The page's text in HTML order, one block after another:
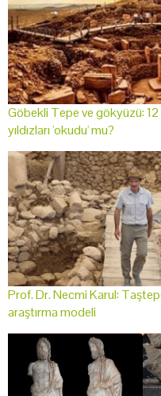
Göbekli Tepe ve gökyüzü: 12
yıldızları 'okudu' mu?
Prof. Dr. Necmi Karul:
araştırma modeli